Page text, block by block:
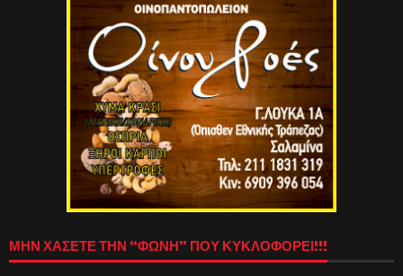
ΜΗΝ ΧΑΣΕΤΕ ΤΗΝ “ΦΩΝΗ” ΠΟΥ ΚΥΚΛΟΦΟΡΕΙ!!!